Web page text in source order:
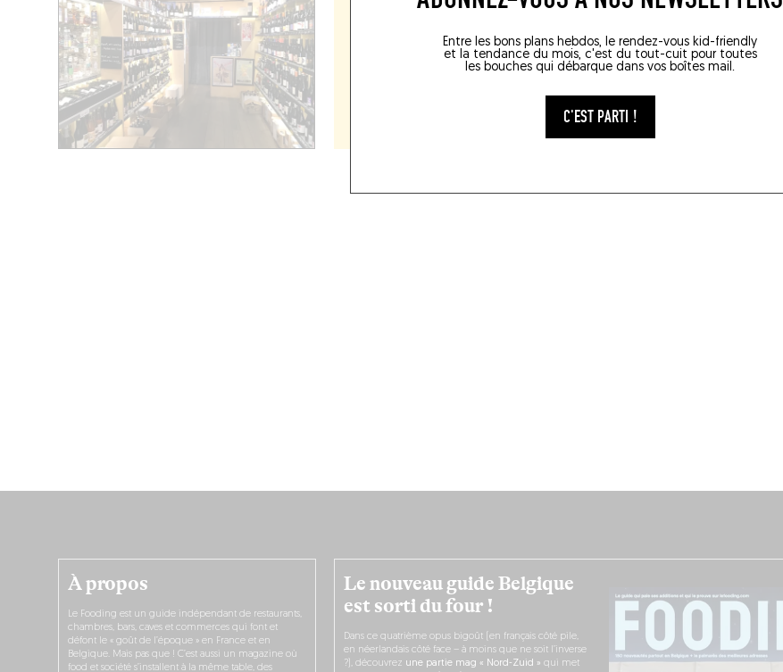
Entre les bons plans hebdos, le rendez-vous kid-friendly
et la tendance du mois, c'est du tout-cuit pour toutes
les bouches qui débarque dans vos boîtes mail.
C'EST PARTI !
Le nouveau guide Belgique
est sorti du four !
Dans ce quatrième opus bigoût (en français côté pile,
en néerlandais côté face – à moins que ne soit l’inverse
?), découvrez une partie mag « Nord-Zuid » qui met
À propos
Le Fooding est un guide indépendant de restaurants,
chambres, bars, caves et commerces qui font et
défont le « goût de l’époque » en France et en
Belgique. Mais pas que ! C’est aussi un magazine où
food et société s’installent à la même table, des